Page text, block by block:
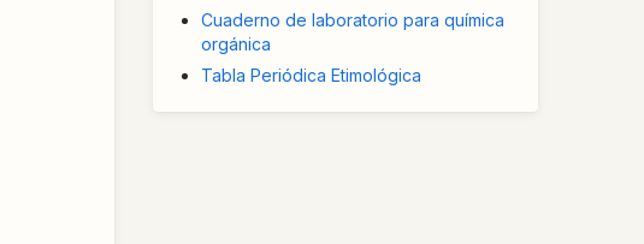
Cuaderno de laboratorio para química
orgánica
Tabla Periódica Etimológica